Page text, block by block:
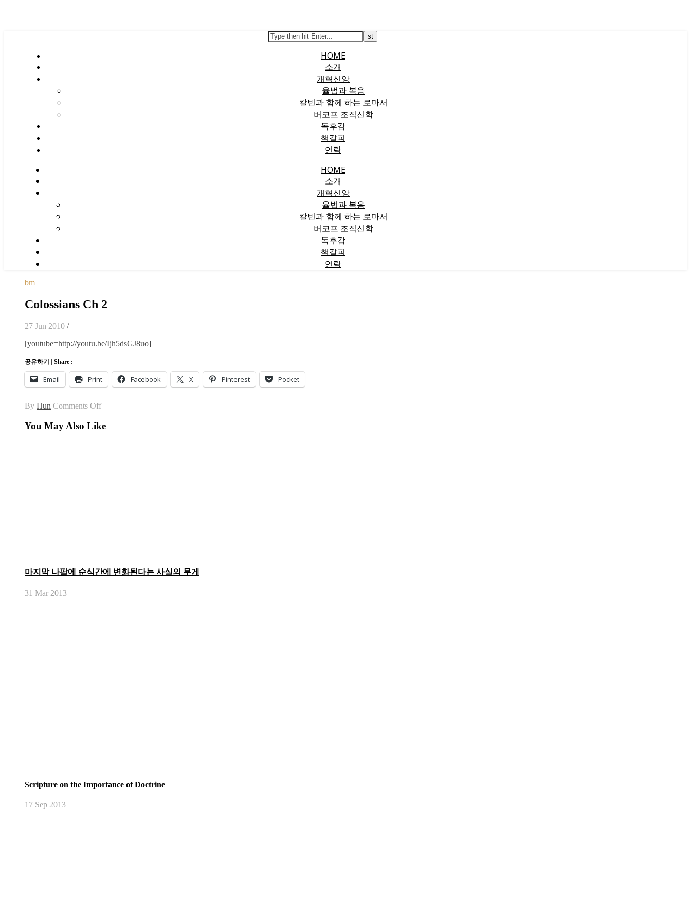
Search
HOME
소개
개혁신앙
율법과 복음
칼빈과 함께 하는 로마서
버코프 조직신학
독후감
책갈피
연락
HOME
소개
개혁신앙
율법과 복음
칼빈과 함께 하는 로마서
버코프 조직신학
독후감
책갈피
연락
bm
Colossians Ch 2
27 Jun 2010 /
[youtube=http://youtu.be/Ijh5dsGJ8uo]
공유하기 | Share :
Email Print Facebook X Pinterest Pocket
By Hun Comments Offon
Ch
You May Also Like
마지막 나팔에 순식간에 변화된다는 사실의 무게
31 Mar 201 3
Scripture on the Importance of Doctrine
17 Sep 2013